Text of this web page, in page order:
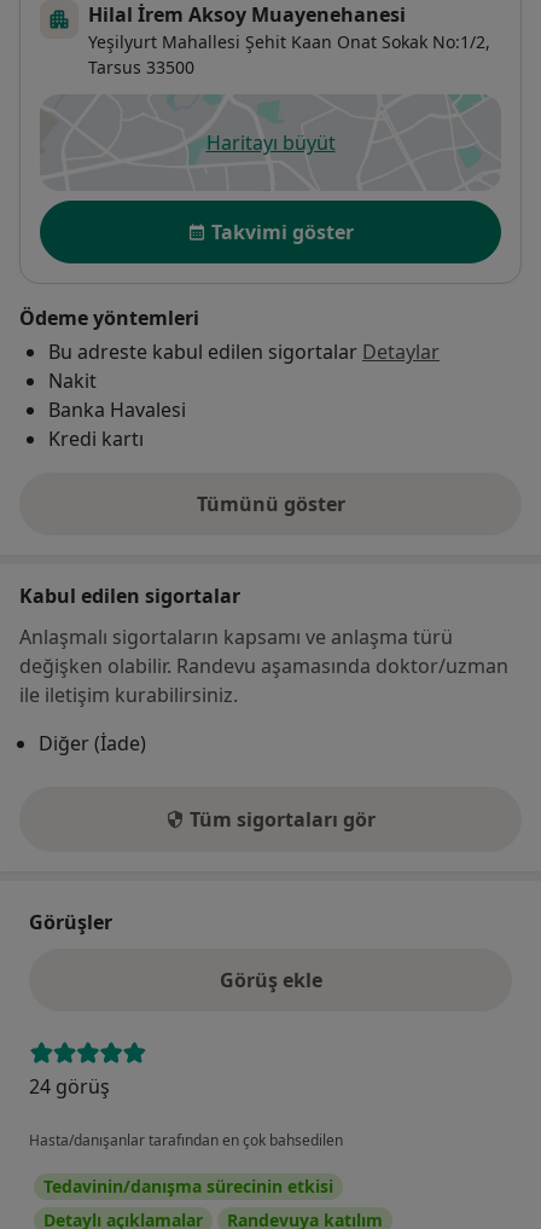
Hilal İrem Aksoy Muayenehanesi
Yeşilyurt Mahallesi Şehit Kaan Onat Sokak No:1/2,
Tarsus 33500
Haritayı büyütyeni bir sekmede açılır
Uygunluk
Takvimi göster
Ödeme yöntemleri
Bu adreste kabul edilen sigortalar Detaylar
Nakit
Banka Havalesi
Kredi kartı
Tümünü göster
adres hakkında
Kabul edilen sigortalar
Anlaşmalı sigortaların kapsamı ve anlaşma türü
değişken olabilir. Randevu aşamasında doktor/uzman
ile iletişim kurabilirsiniz.
Diğer (İade)
Tüm sigortaları gör
Görüşler
Görüş ekle
24 görüş
Hasta/danışanlar tarafından en çok bahsedilen
Tedavinin/danışma sürecinin etkisi
Detaylı açıklamalar
Randevuya katılım